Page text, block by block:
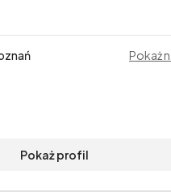
Pokaż
Pokaż profil